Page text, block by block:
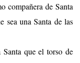
compañera de Santa
sea una Santa de las
Santa que el torso de